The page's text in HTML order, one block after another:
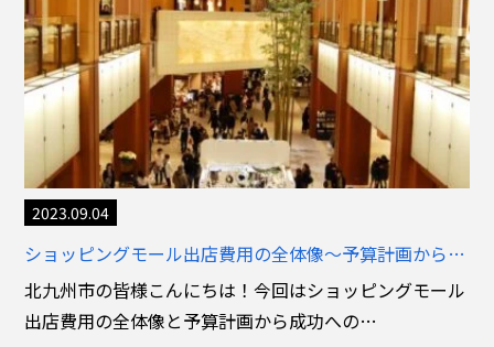
2023.09.04
ショッピングモール出店費用の全体像～予算計画から成功への道～
北九州市の皆様こんにちは！今回はショッピングモール
出店費用の全体像と予算計画から成功への…